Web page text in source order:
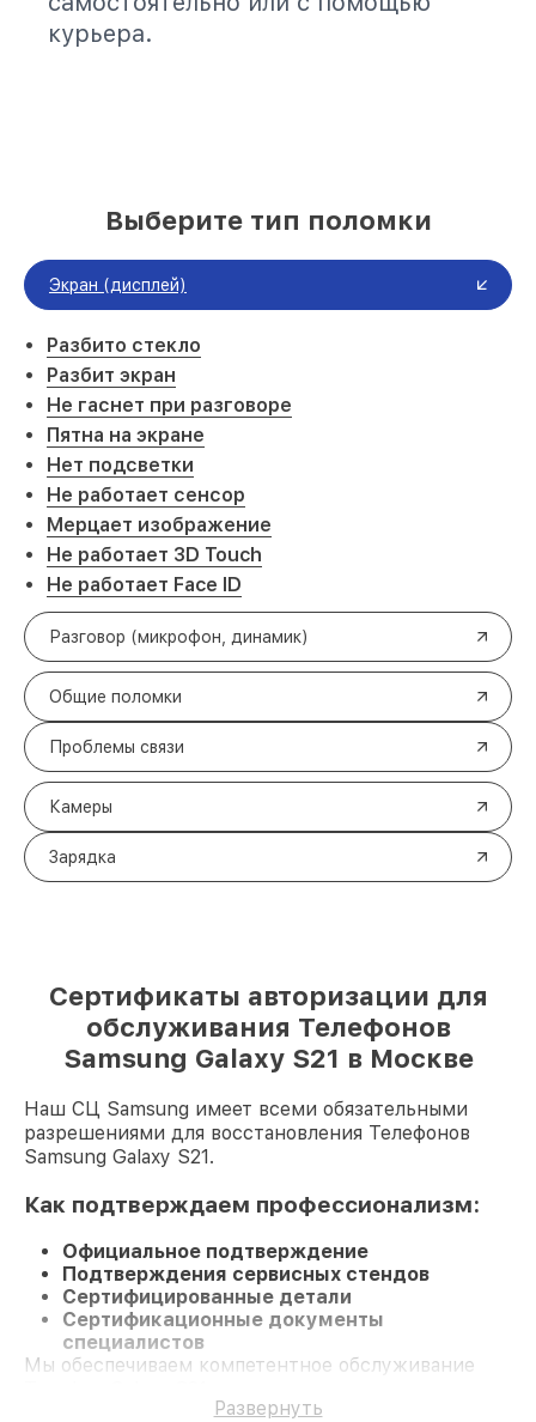
курьера.
Выберите тип поломки
Экран (дисплей)
Разбито стекло
Разбит экран
Не гаснет при разговоре
Пятна на экране
Нет подсветки
Не работает сенсор
Мерцает изображение
Не работает 3D Touch
Не работает Face ID
Разговор (микрофон, динамик)
Общие поломки
Проблемы связи
Камеры
Зарядка
Сертификаты авторизации для
обслуживания Телефонов
Samsung Galaxy S21 в Москве
Наш СЦ Samsung имеет всеми обязательными
разрешениями для восстановления Телефонов
Samsung Galaxy S21.
Как подтверждаем профессионализм:
Официальное подтверждение
Подтверждения сервисных стендов
Сертифицированные детали
Сертификационные документы
специалистов
Мы обеспечиваем компетентное обслуживание
Развернуть